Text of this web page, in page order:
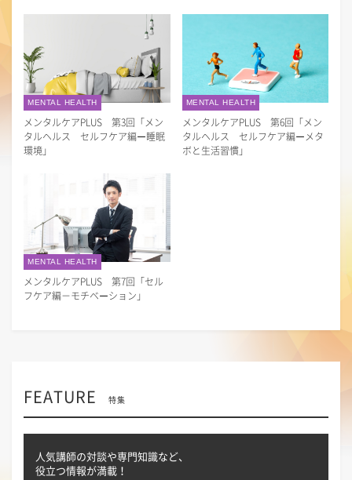
MENTAL HEALTH
メンタルケアPLUS 第3回「メン
タルヘルス セルフケア編ー睡眠
環境」
MENTAL HEALTH
メンタルケアPLUS 第6回「メン
タルヘルス セルフケア編ーメタ
ボと生活習慣」
MENTAL HEALTH
メンタルケアPLUS 第7回「セル
フケア編－モチベーション」
FEATURE 特集
人気講師の対談や専門知識など、
役立つ情報が満載！